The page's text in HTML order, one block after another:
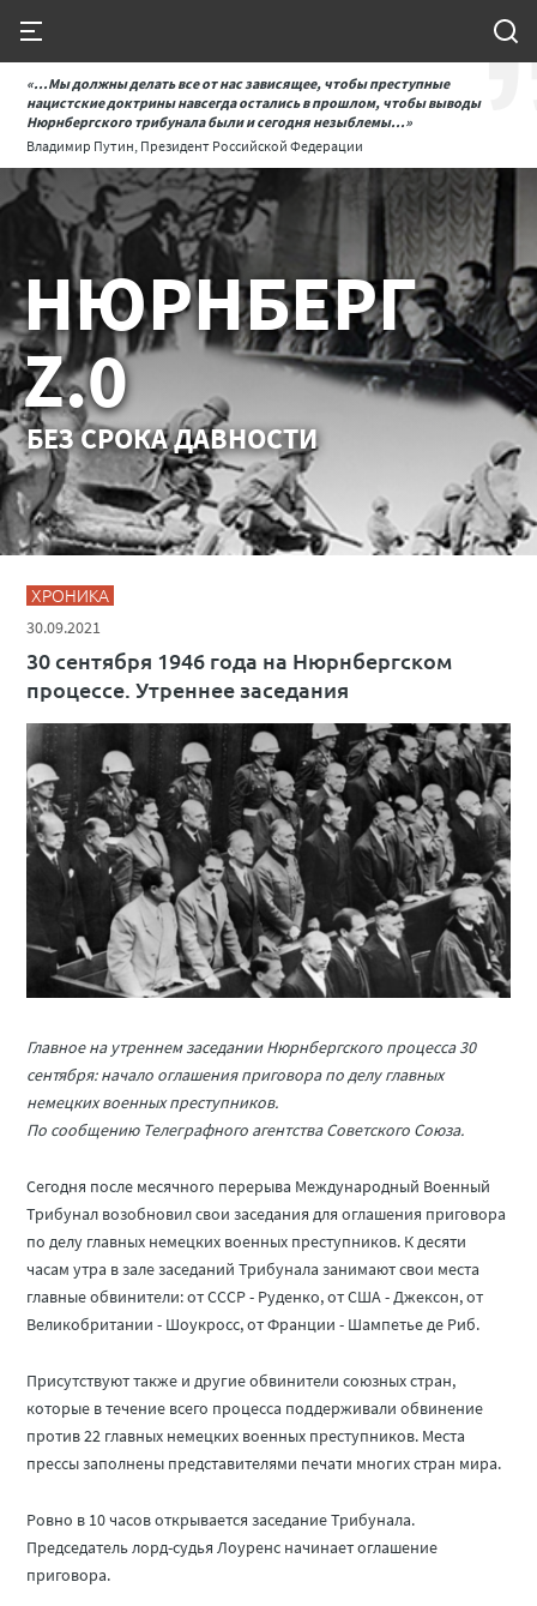
«...Мы должны делать все от нас зависящее, чтобы преступные
нацистские доктрины навсегда остались в прошлом, чтобы выводы
Нюрнбергского трибунала были и сегодня незыблемы...»
Владимир Путин, Президент Российской Федерации
НЮРНБЕРГ
Z.0
БЕЗ СРОКА ДАВНОСТИ
ХРОНИКА
30.09.2021
30 сентября 1946 года на Нюрнбергском
процессе. Утреннее заседания
Главное на утреннем заседании Нюрнбергского процесса 30
сентября: начало оглашения приговора по делу главных
немецких военных преступников.
По сообщению Телеграфного агентства Советского Союза.
Сегодня после месячного перерыва Международный Военный
Трибунал возобновил свои заседания для оглашения приговора
по делу главных немецких военных преступников. К десяти
часам утра в зале заседаний Трибунала занимают свои места
главные обвинители: от СССР - Руденко, от США - Джексон, от
Великобритании - Шоукросс, от Франции - Шампетье де Риб.
Присутствуют также и другие обвинители союзных стран,
которые в течение всего процесса поддерживали обвинение
против 22 главных немецких военных преступников. Места
прессы заполнены представителями печати многих стран мира.
Ровно в 10 часов открывается заседание Трибунала.
Председатель лорд-судья Лоуренс начинает оглашение
приговора.